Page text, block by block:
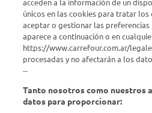
Estamos para ayudarte
¿Tenés una consulta? Comunicate
Descubrí Carrefour
Conocenos
acceden a la información de un
únicos en las cookies para tratar
aceptar o gestionar las preferencias
aparece a continuación o en
https://www.carrefour.com.ar/
procesadas y no afectarán a los
--
Tanto nosotros como nuestros
datos para proporcionar: